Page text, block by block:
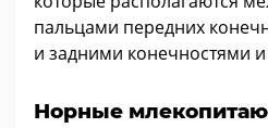
пальцами передних
и задними конечностями
Норные